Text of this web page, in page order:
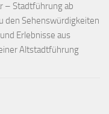
– Stadtführung ab
den Sehenswürdigkeiten
Erlebnisse aus
Altstadtführung